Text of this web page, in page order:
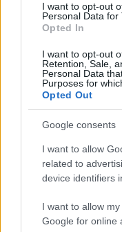
I want to opt-out
Personal Data for
Opted In
I want to opt-out
Retention, Sale,
Personal Data
Purposes for
Opted Out
Google consents
I want to allow
related to
device identifiers
I want to allow
Google for online
Novità fiscali 2026:
QUOTAZIONI